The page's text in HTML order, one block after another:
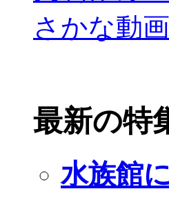
最新の特
水族館